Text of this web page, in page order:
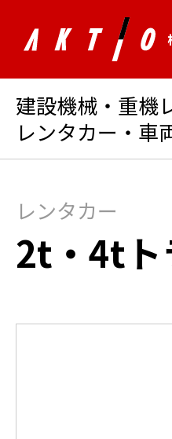
建設機械・重機
レンタカー・車
レンタカー
2t・4tト